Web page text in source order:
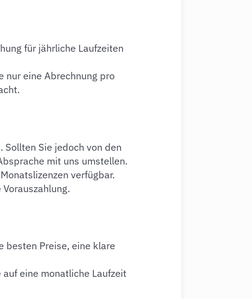
für jährliche Laufzeiten
nur eine Abrechnung pro
Sie jedoch von den
mit uns umstellen.
verfügbar.
besten Preise, eine klare
eine monatliche Laufzeit